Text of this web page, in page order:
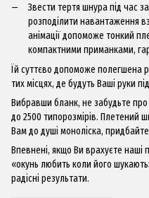
Звести тертя шнура під час
розподілити навантаження
анімації допоможе тонкий
компактними приманками,
Їй суттєво допоможе полегшена
тих місцях, де будуть Ваші руки
Вибравши бланк, не забудьте про
до 2500 типорозмірів. Плетений
Вам до душі моноліска,
Впевнені, якщо Ви врахуєте наші
«окунь любить коли його
радісні результати.